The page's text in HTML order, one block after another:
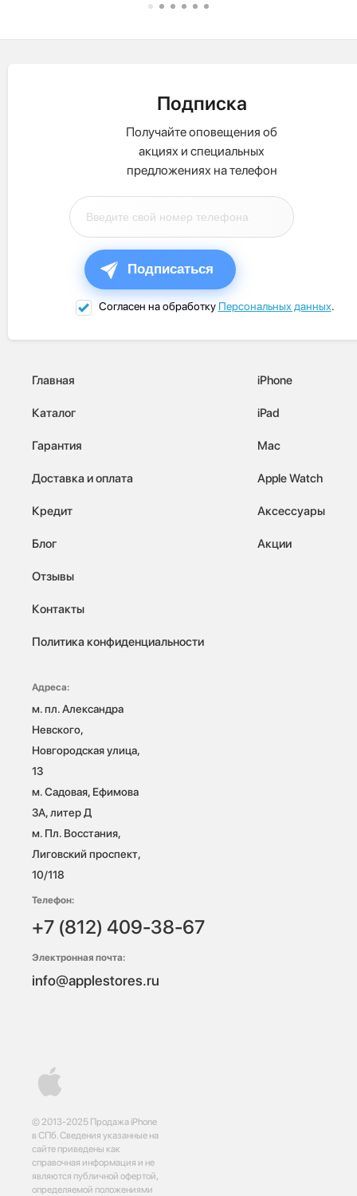
Подписка
Получайте оповещения об
акциях и специальных
предложениях на телефон
Подписаться
Согласен на обработку Персональных данных.
© 2013-2025 Продажа iPhone
в СПб. Сведения указанные на
сайте приведены как
справочная информация и не
являются публичной офертой,
определяемой положениями
Главная
Каталог
Гарантия
Доставка и оплата
Кредит
Блог
Отзывы
Контакты
Политика конфиденциальности
iPhone
iPad
Mac
Apple Watch
Аксессуары
Акции
Адреса:
м. пл. Александра
Невского,
Новгородская улица,
13
м. Садовая, Ефимова
3А, литер Д
м. Пл. Восстания,
Лиговский проспект,
10/118
Телефон:
+7 (812) 409-38-67
Электронная почта:
info@applestores.ru